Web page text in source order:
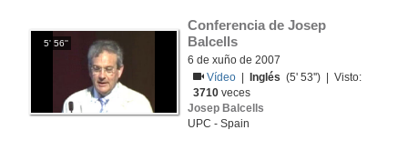
5' 56''
Conferencia de Josep
Balcells
6 de xuño de 2007
Vídeo
Inglés (5' 53'') | Visto:
3710 veces
Josep Balcells
UPC - Spain